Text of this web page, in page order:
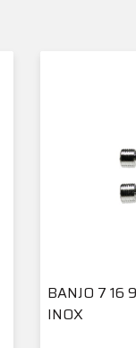
BANJO 7 16
INOX